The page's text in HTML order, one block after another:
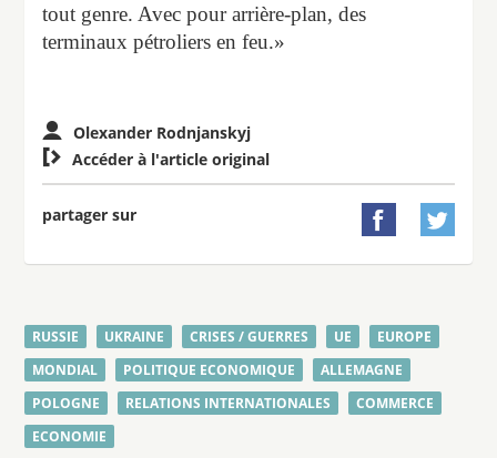
tout genre. Avec pour arrière-plan, des
terminaux pétroliers en feu.»
Olexander Rodnjanskyj
 Accéder à l'article original
partager sur  
RUSSIE UKRAINE CRISES / GUERRES UE
EUROPE
MONDIAL
POLITIQUE ECONOMIQUE
ALLEMAGNE
POLOGNE
RELATIONS INTERNATIONALES
COMMERCE
ECONOMIE